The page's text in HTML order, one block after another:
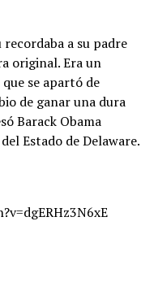
a su padre
original. Era un
se apartó de
de ganar una dura
Barack Obama
Estado de Delaware.